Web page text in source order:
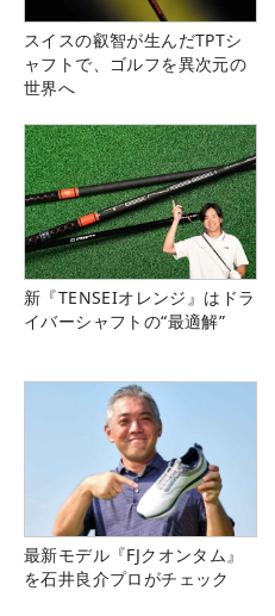
スイスの叡智が生んだTPTシ
ャフトで、ゴルフを異次元の
世界へ
新『TENSEIオレンジ』はドラ
イバーシャフトの“最適解”
最新モデル『FJクオンタム』
を石井良介プロがチェック